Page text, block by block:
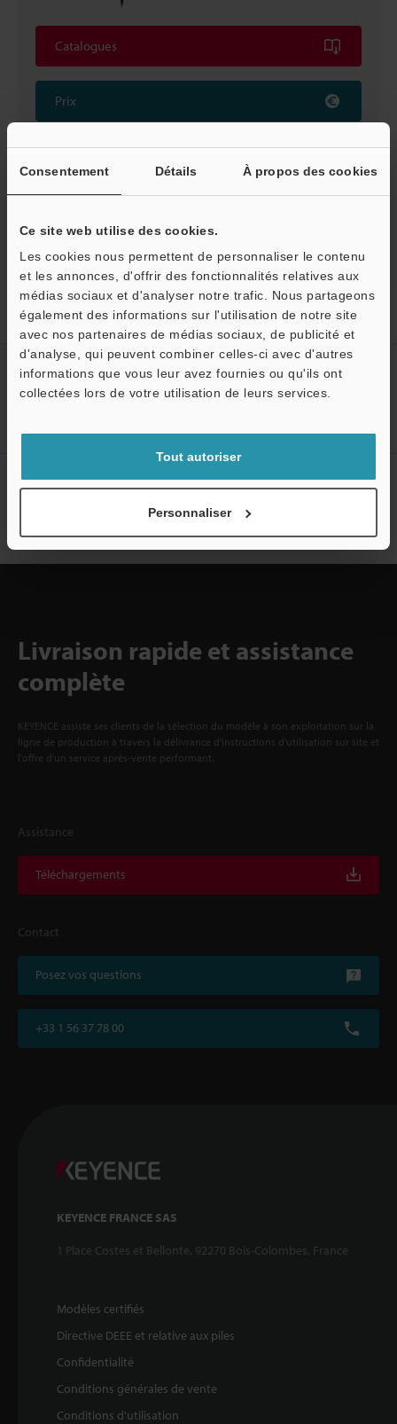
Consentement Détails À propos des cookies
Ce site web utilise des cookies.
Les cookies nous permettent de personnaliser le contenu
et les annonces, d'offrir des fonctionnalités relatives aux
médias sociaux et d'analyser notre trafic. Nous partageons
également des informations sur l'utilisation de notre site
avec nos partenaires de médias sociaux, de publicité et
d'analyse, qui peuvent combiner celles-ci avec d'autres
informations que vous leur avez fournies ou qu'ils ont
collectées lors de votre utilisation de leurs services.
Tout autoriser
Personnaliser
Catalogues
Prix
Accueil Solutions
Commande de position d’une trancheuse à
viande
Créez votre compte KEYENCE
Inscrivez-vous maintenant!
Abonnement à la lettre
S'abonner
Livraison rapide et assistance
complète
KEYENCE assiste ses clients de la sélection du modèle à son exploitation sur la
ligne de production à travers la délivrance d'instructions d'utilisation sur site et
l'offre d'un service après-vente performant.
Assistance
Téléchargements
Contact
Posez vos questions
+33 1 56 37 78 00
KEYENCE FRANCE SAS
1 Place Costes et Bellonte, 92270 Bois-Colombes, France
Modèles certifiés
Directive DEEE et relative aux piles
Confidentialité
Conditions générales de vente
Conditions d'utilisation